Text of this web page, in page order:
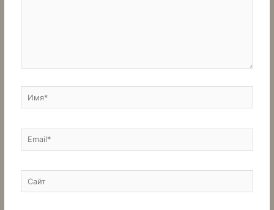
Имя*
Email*
Сайт